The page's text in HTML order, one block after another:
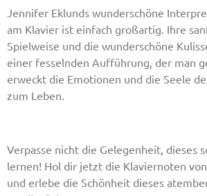
Jennifer Eklunds wunderschöne
am Klavier ist einfach großartig. Ihre
Spielweise und die wunderschöne
einer fesselnden Aufführung, der man
erweckt die Emotionen und die Seele
zum Leben.
Verpasse nicht die Gelegenheit, dieses
lernen! Hol dir jetzt die Klaviernoten
und erlebe die Schönheit dieses